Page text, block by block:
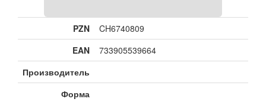
PZN
CH6740809
EAN
733905539664
Производитель
Форма